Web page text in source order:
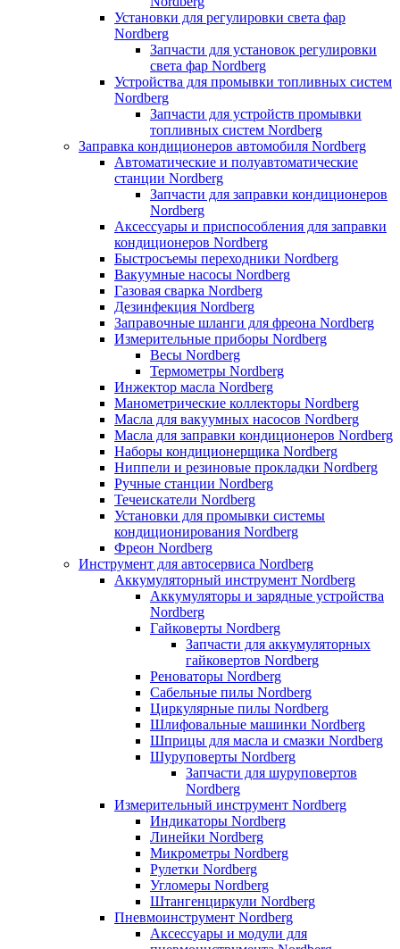
Установки для регулировки света фар
Nordberg
Запчасти для установок регулировки
света фар Nordberg
Устройства для промывки топливных систем
Nordberg
Запчасти для устройств промывки
топливных систем Nordberg
Заправка кондиционеров автомобиля Nordberg
Автоматические и полуавтоматические
станции Nordberg
Запчасти для заправки кондиционеров
Nordberg
Аксессуары и приспособления для заправки
кондиционеров Nordberg
Быстросъемы переходники Nordberg
Вакуумные насосы Nordberg
Газовая сварка Nordberg
Дезинфекция Nordberg
Заправочные шланги для фреона Nordberg
Измерительные приборы Nordberg
Весы Nordberg
Термометры Nordberg
Инжектор масла Nordberg
Манометрические коллекторы Nordberg
Масла для вакуумных насосов Nordberg
Масла для заправки кондиционеров Nordberg
Наборы кондиционерщика Nordberg
Ниппели и резиновые прокладки Nordberg
Ручные станции Nordberg
Течеискатели Nordberg
Установки для промывки системы
кондиционирования Nordberg
Фреон Nordberg
Инструмент для автосервиса Nordberg
Аккумуляторный инструмент Nordberg
Аккумуляторы и зарядные устройства
Nordberg
Гайковерты Nordberg
Запчасти для аккумуляторных
гайковертов Nordberg
Реноваторы Nordberg
Сабельные пилы Nordberg
Циркулярные пилы Nordberg
Шлифовальные машинки Nordberg
Шприцы для масла и смазки Nordberg
Шуруповерты Nordberg
Запчасти для шуруповертов
Nordberg
Измерительный инструмент Nordberg
Индикаторы Nordberg
Линейки Nordberg
Микрометры Nordberg
Рулетки Nordberg
Угломеры Nordberg
Штангенциркули Nordberg
Пневмоинструмент Nordberg
Аксессуары и модули для